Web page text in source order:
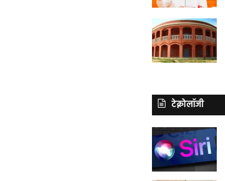
टेक्नोलॉजी